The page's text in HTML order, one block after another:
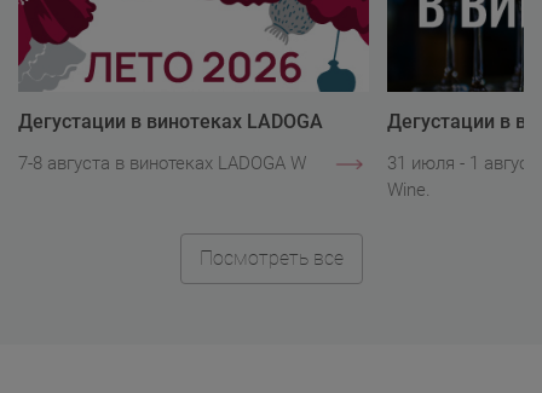
Дегустации в винотеках LADOGA
7-8 августа в винотеках LADOGA Wine.
Дегустации в
31 июля - 1
Wine.
Посмотреть все